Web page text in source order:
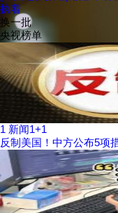
执着
换一批
央视榜单
1 新闻1+1
反制美国！中方公布5项